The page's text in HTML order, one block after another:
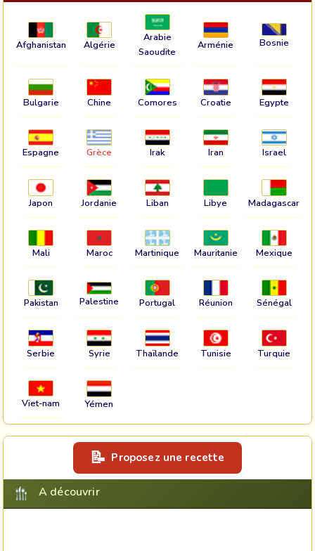
Afghanistan Algérie
Arabie
Saoudite
Arménie Bosnie
Bulgarie Chine Comores Croatie Egypte
Espagne Grèce Irak Iran Israel
Japon Jordanie Liban Libye Madagascar
Mali Maroc Martinique Mauritanie Mexique
Pakistan Palestine Portugal Réunion Sénégal
Serbie Syrie Thaïlande Tunisie Turquie
Viet-nam Yémen
Proposez une recette
A découvrir